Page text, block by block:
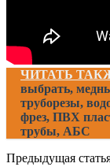
ЧИТАТЬ
выбрать,
труборезы,
фрез, ПВХ
трубы, АБС
Предыдущая